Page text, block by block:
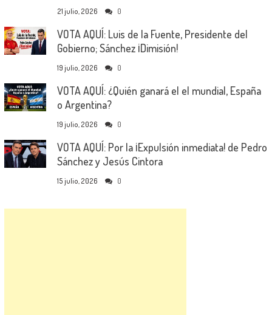
21 julio, 2026 0
VOTA AQUÍ: Luis de la Fuente, Presidente del
Gobierno; Sánchez ¡Dimisión!
19 julio, 2026 0
VOTA AQUÍ: ¿Quién ganará el el mundial, España
o Argentina?
19 julio, 2026 0
VOTA AQUÍ: Por la ¡Expulsión inmediata! de Pedro
Sánchez y Jesús Cintora
15 julio, 2026 0